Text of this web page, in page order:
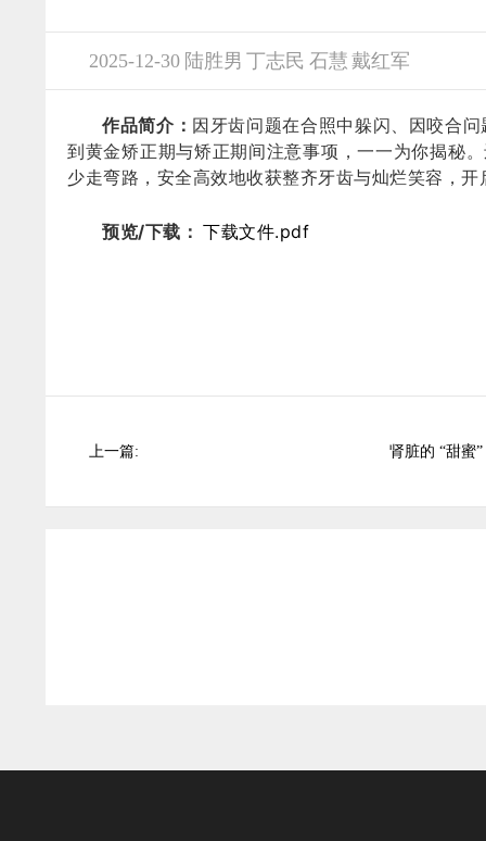
2025-12-30 陆胜男 丁志民 石慧 戴红军
作品简介： 因牙齿问题在合照中躲闪、因咬合
到黄金矫正期与矫正期间注意事项，一一为你揭秘
少走弯路，安全高效地收获整齐牙齿与灿烂笑容，
预览/下载： 下载文件.pdf
上一篇: 肾脏的 “甜蜜